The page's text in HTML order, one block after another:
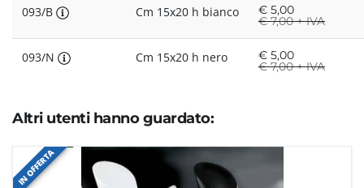
093/B Cm 15x20 h bianco € 5,00
€7,00 + IVA
093/N Cm 15x20 h nero € 5,00
€7,00 + IVA
Altri utenti hanno guardato:
IN OFFERTA